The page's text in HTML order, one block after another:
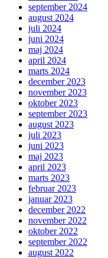
september 2024
august 2024
juli 2024
juni 2024
maj 2024
april 2024
marts 2024
december 2023
november 2023
oktober 2023
september 2023
august 2023
juli 2023
juni 2023
maj 2023
april 2023
marts 2023
februar 2023
januar 2023
december 2022
november 2022
oktober 2022
september 2022
august 2022